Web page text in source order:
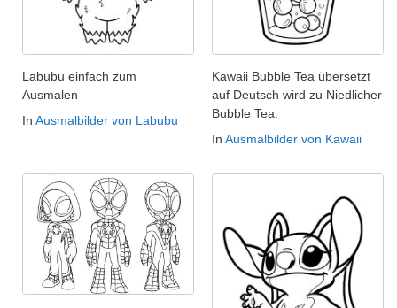
Labubu einfach zum
Ausmalen
In Ausmalbilder von Labubu
Kawaii Bubble Tea übersetzt
auf Deutsch wird zu Niedlicher
Bubble Tea.
In Ausmalbilder von Kawaii